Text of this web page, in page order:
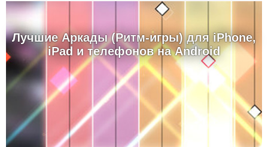
Лучшие Аркады (Ритм-игры) для iPhone,
iPad и телефонов на Android